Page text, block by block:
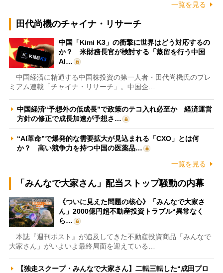
一覧を見る
田代尚機のチャイナ・リサーチ
中国「Kimi K3」の衝撃に世界はどう対応するの
か？ 米財務長官が検討する「蒸留を行う中国
AI…
中国経済に精通する中国株投資の第一人者・田代尚機氏のプレ
ミアム連載「チャイナ・リサーチ」。中国企…
中国経済“予想外の低成長”で政策のテコ入れ必至か 経済運営
方針の修正で成長加速が予想さ…
“AI革命”で爆発的な需要拡大が見込まれる「CXO」とは何
か？ 高い競争力を持つ中国の医薬品…
一覧を見る
「みんなで大家さん」配当ストップ騒動の内幕
《ついに見えた問題の核心》「みんなで大家さ
ん」2000億円超不動産投資トラブル“異常なく
ら…
本誌『週刊ポスト』が追及してきた不動産投資商品「みんなで
大家さん」がいよいよ最終局面を迎えている…
【独走スクープ・みんなで大家さん】二転三転した“成田プロ